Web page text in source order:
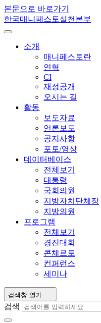
본문으로 바로가기
한국매니페스토실천본부
소개
매니페스토란
연혁
CI
재정공개
오시는 길
활동
보도자료
언론보도
공지사항
포토/영상
데이터베이스
전체보기
대통령
국회의원
지방자치단체장
지방의원
프로그램
전체보기
경진대회
콘체르토
컨퍼런스
세미나
검색창 열기
검색